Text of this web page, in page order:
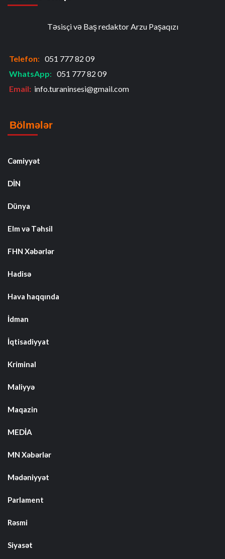
Təsisçi və Baş redaktor Arzu Paşaqızı
Telefon: 051 777 82 09
WhatsApp: 051 777 82 09
Email: info.turaninsesi@gmail.com
Bölmələr
Cəmiyyət
DİN
Dünya
Elm və Təhsil
FHN Xəbərlər
Hadisə
Hava haqqında
İdman
İqtisadiyyat
Kriminal
Maliyyə
Maqazin
MEDİA
MN Xəbərlər
Mədəniyyət
Parlament
Rəsmi
Siyasət